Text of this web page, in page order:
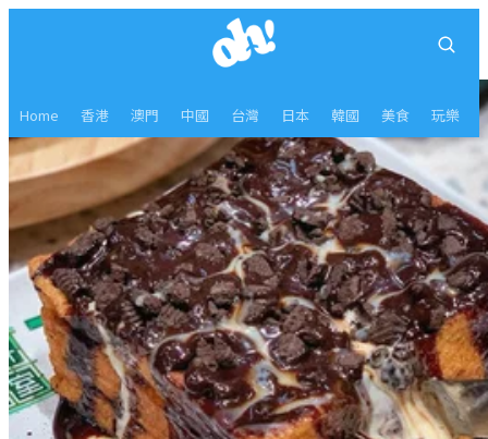
Home 香港 澳門 中國 台灣 日本 韓國 美食 玩樂